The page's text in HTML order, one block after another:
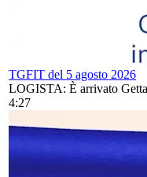
TGFIT del 5 agosto 2026
LOGISTA: È arrivato
4:27